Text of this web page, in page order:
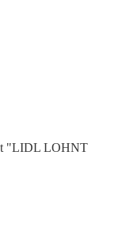
"LIDL LOHNT